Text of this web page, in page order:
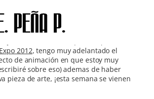
2012, tengo muy adelantado el
de animación en que estoy muy
sobre eso) ademas de haber
pieza de arte, ¡esta semana se vienen